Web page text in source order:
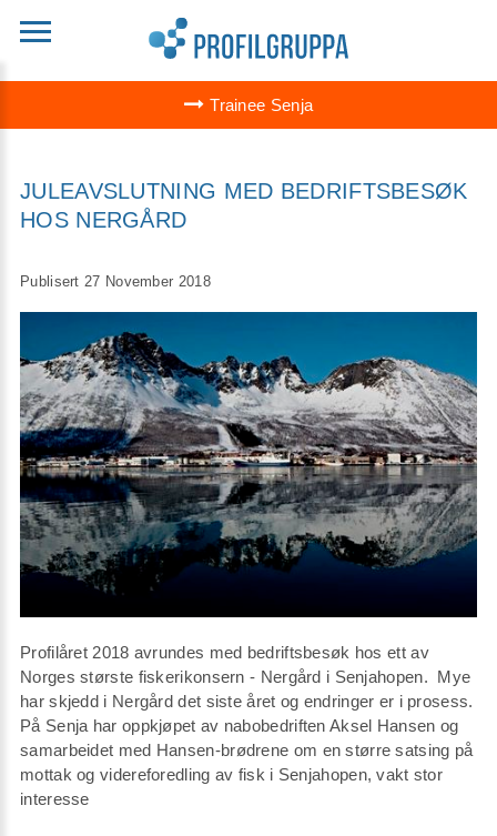
Trainee Senja
JULEAVSLUTNING MED BEDRIFTSBESØK
HOS NERGÅRD
Publisert 27 November 2018
Profilåret 2018 avrundes med bedriftsbesøk hos ett av
Norges største fiskerikonsern - Nergård i Senjahopen. Mye
har skjedd i Nergård det siste året og endringer er i prosess.
På Senja har oppkjøpet av nabobedriften Aksel Hansen og
samarbeidet med Hansen-brødrene om en større satsing på
mottak og videreforedling av fisk i Senjahopen, vakt stor
interesse